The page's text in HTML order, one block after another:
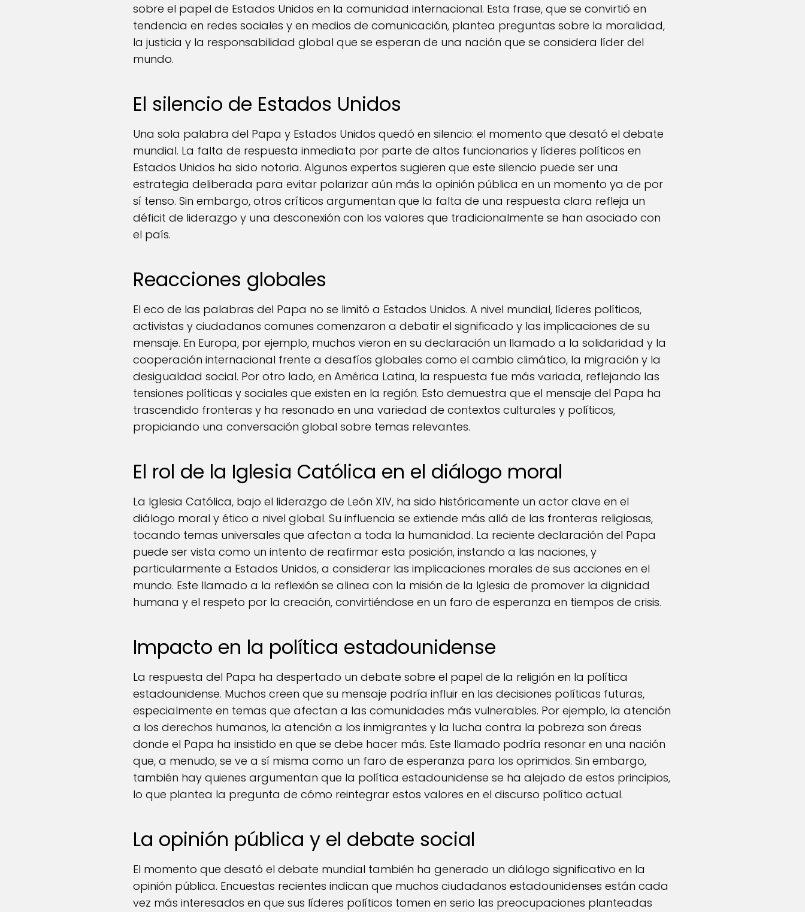
sobre el papel de Estados Unidos en la comunidad internacional. Esta frase, que se convirtió en
tendencia en redes sociales y en medios de comunicación, plantea preguntas sobre la moralidad,
la justicia y la responsabilidad global que se esperan de una nación que se considera líder del
mundo.
El silencio de Estados Unidos
Una sola palabra del Papa y Estados Unidos quedó en silencio: el momento que desató el debate
mundial. La falta de respuesta inmediata por parte de altos funcionarios y líderes políticos en
Estados Unidos ha sido notoria. Algunos expertos sugieren que este silencio puede ser una
estrategia deliberada para evitar polarizar aún más la opinión pública en un momento ya de por
sí tenso. Sin embargo, otros críticos argumentan que la falta de una respuesta clara refleja un
déficit de liderazgo y una desconexión con los valores que tradicionalmente se han asociado con
el país.
Reacciones globales
El eco de las palabras del Papa no se limitó a Estados Unidos. A nivel mundial, líderes políticos,
activistas y ciudadanos comunes comenzaron a debatir el significado y las implicaciones de su
mensaje. En Europa, por ejemplo, muchos vieron en su declaración un llamado a la solidaridad y la
cooperación internacional frente a desafíos globales como el cambio climático, la migración y la
desigualdad social. Por otro lado, en América Latina, la respuesta fue más variada, reflejando las
tensiones políticas y sociales que existen en la región. Esto demuestra que el mensaje del Papa ha
trascendido fronteras y ha resonado en una variedad de contextos culturales y políticos,
propiciando una conversación global sobre temas relevantes.
El rol de la Iglesia Católica en el diálogo moral
La Iglesia Católica, bajo el liderazgo de León XIV, ha sido históricamente un actor clave en el
diálogo moral y ético a nivel global. Su influencia se extiende más allá de las fronteras religiosas,
tocando temas universales que afectan a toda la humanidad. La reciente declaración del Papa
puede ser vista como un intento de reafirmar esta posición, instando a las naciones, y
particularmente a Estados Unidos, a considerar las implicaciones morales de sus acciones en el
mundo. Este llamado a la reflexión se alinea con la misión de la Iglesia de promover la dignidad
humana y el respeto por la creación, convirtiéndose en un faro de esperanza en tiempos de crisis.
Impacto en la política estadounidense
La respuesta del Papa ha despertado un debate sobre el papel de la religión en la política
estadounidense. Muchos creen que su mensaje podría influir en las decisiones políticas futuras,
especialmente en temas que afectan a las comunidades más vulnerables. Por ejemplo, la atención
a los derechos humanos, la atención a los inmigrantes y la lucha contra la pobreza son áreas
donde el Papa ha insistido en que se debe hacer más. Este llamado podría resonar en una nación
que, a menudo, se ve a sí misma como un faro de esperanza para los oprimidos. Sin embargo,
también hay quienes argumentan que la política estadounidense se ha alejado de estos principios,
lo que plantea la pregunta de cómo reintegrar estos valores en el discurso político actual.
La opinión pública y el debate social
El momento que desató el debate mundial también ha generado un diálogo significativo en la
opinión pública. Encuestas recientes indican que muchos ciudadanos estadounidenses están cada
vez más interesados en que sus líderes políticos tomen en serio las preocupaciones planteadas